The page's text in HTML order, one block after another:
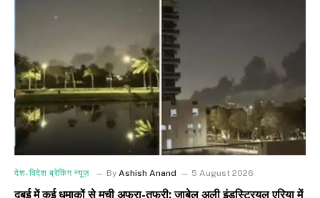
देश-विदेश ब्रेकिंग न्यूज़ By Ashish Anand 5 August 2026
दुबई में कई धमाकों से मची अफरा-तफरी: जाबेल अली इंडस्ट्रियल एरिया में